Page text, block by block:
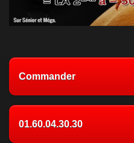
Commander
01.60.04.30.30